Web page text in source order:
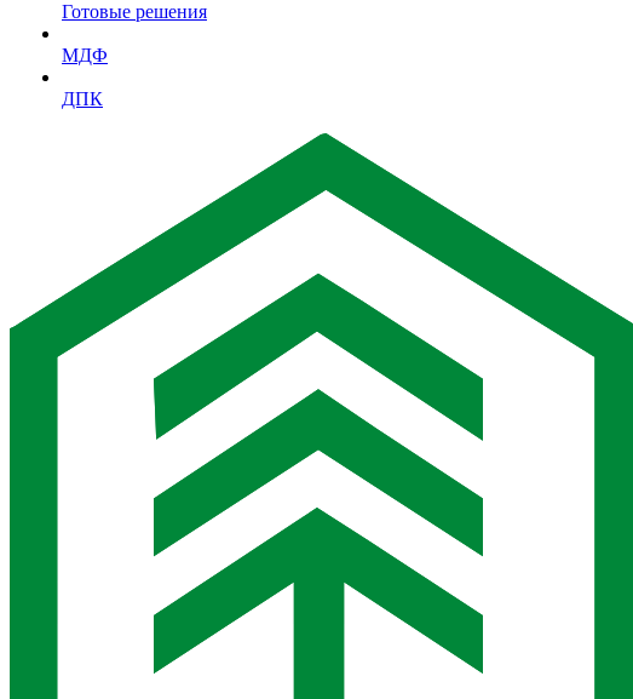
Готовые решения
МДФ
ДПК